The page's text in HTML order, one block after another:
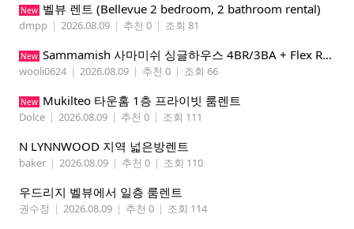
New 벨뷰 렌트 (Bellevue 2 bedroom, 2 bathroom rental)
dmpp | 2026.08.09 | 추천 0 | 조회 81
New Sammamish 사마미쉬 싱글하우스 4BR/3BA + Flex Room 렌트
wooli0624 | 2026.08.09 | 추천 0 | 조회 66
New Mukilteo 타운홈 1층 프라이빗 룸렌트
Dolce | 2026.08.09 | 추천 0 | 조회 111
N LYNNWOOD 지역 넓은방렌트
baker | 2026.08.09 | 추천 0 | 조회 110
우드리지 벨뷰에서 일층 룸렌트
권수정 | 2026.08.09 | 추천 0 | 조회 114